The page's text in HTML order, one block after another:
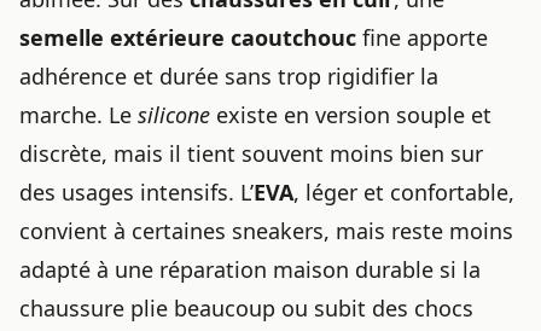
semelle extérieure caoutchouc fine apporte
adhérence et durée sans trop rigidifier la
marche. Le silicone existe en version souple et
discrète, mais il tient souvent moins bien sur
des usages intensifs. L’EVA, léger et confortable,
convient à certaines sneakers, mais reste moins
adapté à une réparation maison durable si la
chaussure plie beaucoup ou subit des chocs